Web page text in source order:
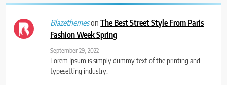
BlazethemesonThe Best Street Style From Paris
Fashion Week Spring
September 29, 2022
Lorem Ipsum is simply dummy text of the printing and
typesetting industry.